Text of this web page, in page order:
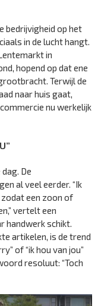
bedrijvigheid op het
in de lucht hangt.
in
hopend op dat ene
Terwijl de
naar huis gaat,
nu werkelijk
De
al veel eerder. “Ik
een zoon of
vertelt een
handwerk schikt.
artikelen, is de trend
of “ik hou van jou”
resoluut: “Toch